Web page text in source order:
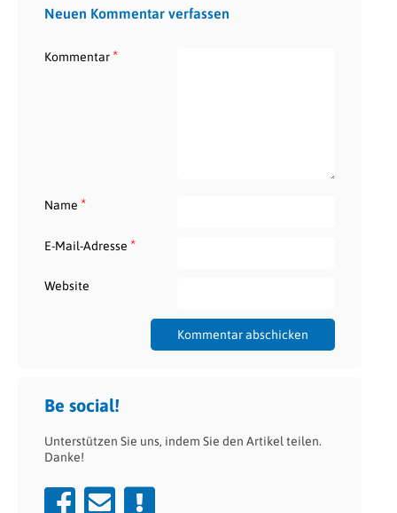
Neuen Kommentar verfassen
Kommentar*
Name *
E-Mail-Adresse *
Website
Be social!
Unterstützen Sie uns, indem Sie den Artikel teilen.
Danke!